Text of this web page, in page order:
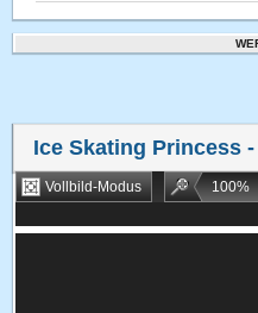
Ice Skating Princess
Vollbild-Modus 100%